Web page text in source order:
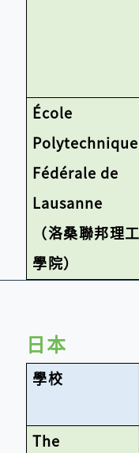
École
Polytechnique
Fédérale de
Lausanne
（洛桑聯邦理工
學院）
日本
學校
The